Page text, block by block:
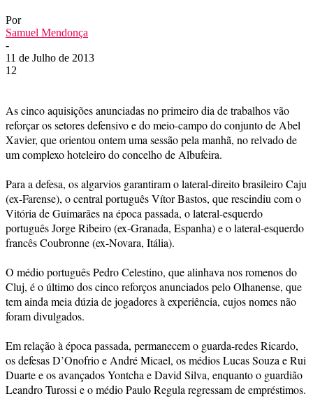
Por
Samuel Mendonça
-
11 de Julho de 2013
12
As cinco aquisições anunciadas no primeiro dia de trabalhos vão
reforçar os setores defensivo e do meio-campo do conjunto de Abel
Xavier, que orientou ontem uma sessão pela manhã, no relvado de
um complexo hoteleiro do concelho de Albufeira.
Para a defesa, os algarvios garantiram o lateral-direito brasileiro Caju
(ex-Farense), o central português Vítor Bastos, que rescindiu com o
Vitória de Guimarães na época passada, o lateral-esquerdo
português Jorge Ribeiro (ex-Granada, Espanha) e o lateral-esquerdo
francês Coubronne (ex-Novara, Itália).
O médio português Pedro Celestino, que alinhava nos romenos do
Cluj, é o último dos cinco reforços anunciados pelo Olhanense, que
tem ainda meia dúzia de jogadores à experiência, cujos nomes não
foram divulgados.
Em relação à época passada, permanecem o guarda-redes Ricardo,
os defesas D’Onofrio e André Micael, os médios Lucas Souza e Rui
Duarte e os avançados Yontcha e David Silva, enquanto o guardião
Leandro Turossi e o médio Paulo Regula regressam de empréstimos.